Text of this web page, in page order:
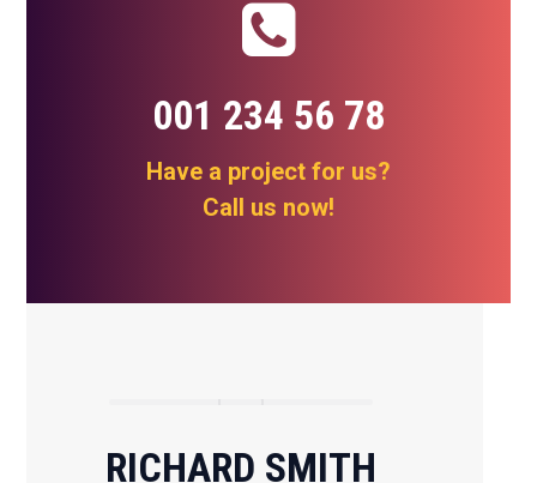
001 234 56 78
Have a project for us?
Call us now!
RICHARD SMITH